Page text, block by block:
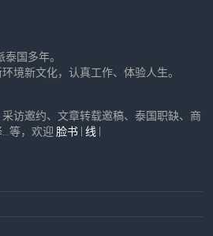
国多年。
境新文化，认真工作、体验人生。
访邀约、文章转载邀稿、泰国职缺、商
等，欢迎 脸书 |线